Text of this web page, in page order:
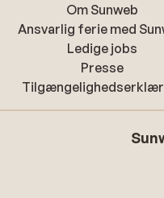
Om Sunweb
Ansvarlig ferie med
Ledige jobs
Presse